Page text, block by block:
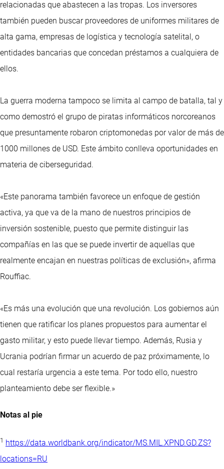
relacionadas que abastecen a las tropas. Los inversores
también pueden buscar proveedores de uniformes militares de
alta gama, empresas de logística y tecnología satelital, o
entidades bancarias que concedan préstamos a cualquiera de
ellos.
La guerra moderna tampoco se limita al campo de batalla, tal y
como demostró el grupo de piratas informáticos norcoreanos
que presuntamente robaron criptomonedas por valor de más de
1000 millones de USD. Este ámbito conlleva oportunidades en
materia de ciberseguridad.
«Este panorama también favorece un enfoque de gestión
activa, ya que va de la mano de nuestros principios de
inversión sostenible, puesto que permite distinguir las
compañías en las que se puede invertir de aquellas que
realmente encajan en nuestras políticas de exclusión», afirma
Rouffiac.
«Es más una evolución que una revolución. Los gobiernos aún
tienen que ratificar los planes propuestos para aumentar el
gasto militar, y esto puede llevar tiempo. Además, Rusia y
Ucrania podrían firmar un acuerdo de paz próximamente, lo
cual restaría urgencia a este tema. Por todo ello, nuestro
planteamiento debe ser flexible.»
Notas al pie
1 https://data.worldbank.org/indicator/MS.MIL.XPND.GD.ZS?
locations=RU